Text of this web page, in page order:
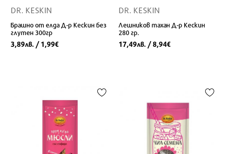
DR. KESKIN
Брашно от елда Д-р Кескин без
глутен 300гр
3,89лв. / 1,99€
DR. KESKIN
Лешников тахан Д-р Кескин
280 гр.
17,49лв. / 8,94€